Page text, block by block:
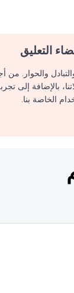
التعليق
والحوار.
بالإضافة إلى
الخاصة بنا.